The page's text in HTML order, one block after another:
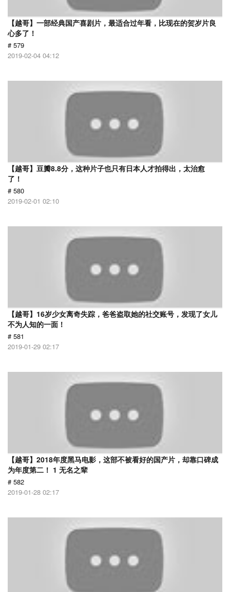
【越哥】一部经典国产喜剧片，最适合过年看，比现在的贺岁片良
心多了！
# 579
2019-02-04 04:12
【越哥】豆瓣8.8分，这种片子也只有日本人才拍得出，太治愈
了！
# 580
2019-02-01 02:10
【越哥】16岁少女离奇失踪，爸爸盗取她的社交账号，发现了女儿
不为人知的一面！
# 581
2019-01-29 02:17
【越哥】2018年度黑马电影，这部不被看好的国产片，却靠口碑成
为年度第二！ 1 无名之辈
# 582
2019-01-28 02:17